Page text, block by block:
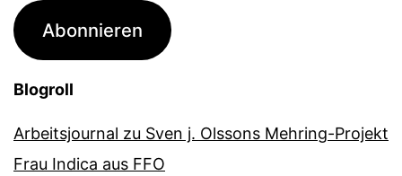
Adresse
Abonnieren
Blogroll
Arbeitsjournal zu Sven j. Olssons Mehring-Projekt
Frau Indica aus FFO